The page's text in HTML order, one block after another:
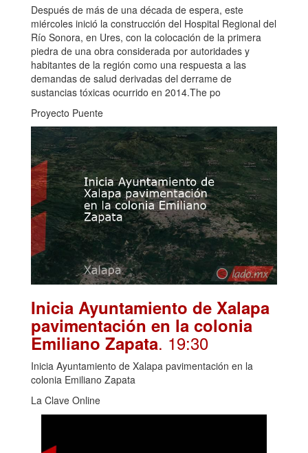
Después de más de una década de espera, este
miércoles inició la construcción del Hospital Regional del
Río Sonora, en Ures, con la colocación de la primera
piedra de una obra considerada por autoridades y
habitantes de la región como una respuesta a las
demandas de salud derivadas del derrame de
sustancias tóxicas ocurrido en 2014.The po
Proyecto Puente
Inicia Ayuntamiento de Xalapa
pavimentación en la colonia
Emiliano Zapata. 19:30
Inicia Ayuntamiento de Xalapa pavimentación en la
colonia Emiliano Zapata
La Clave Online